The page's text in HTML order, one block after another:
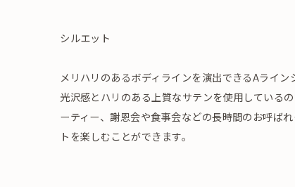
シルエット
メリハリのあるボディラインを演出できるAライン
光沢感とハリのある上質なサテンを使用している
ーティー、謝恩会や食事会などの長時間のお呼ば
トを楽しむことができます。